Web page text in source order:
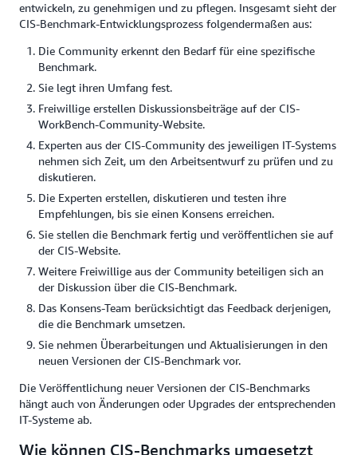
entwickeln, zu genehmigen und zu pflegen. Insgesamt sieht der
CIS-Benchmark-Entwicklungsprozess folgendermaßen aus:
Die Community erkennt den Bedarf für eine spezifische
Benchmark.
Sie legt ihren Umfang fest.
Freiwillige erstellen Diskussionsbeiträge auf der CIS-
WorkBench-Community-Website.
Experten aus der CIS-Community des jeweiligen IT-Systems
nehmen sich Zeit, um den Arbeitsentwurf zu prüfen und zu
diskutieren.
Die Experten erstellen, diskutieren und testen ihre
Empfehlungen, bis sie einen Konsens erreichen.
Sie stellen die Benchmark fertig und veröffentlichen sie auf
der CIS-Website.
Weitere Freiwillige aus der Community beteiligen sich an
der Diskussion über die CIS-Benchmark.
Das Konsens-Team berücksichtigt das Feedback derjenigen,
die die Benchmark umsetzen.
Sie nehmen Überarbeitungen und Aktualisierungen in den
neuen Versionen der CIS-Benchmark vor.
Die Veröffentlichung neuer Versionen der CIS-Benchmarks
hängt auch von Änderungen oder Upgrades der entsprechenden
IT-Systeme ab.
Wie können CIS-Benchmarks umgesetzt